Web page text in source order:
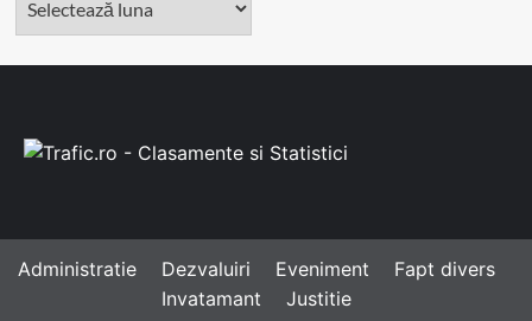
Administratie Dezvaluiri Eveniment
Fapt divers
Invatamant
Justitie